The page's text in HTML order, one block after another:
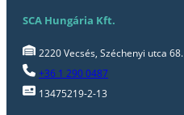
SCA Hungária Kft.
2220 Vecsés, Széchenyi utca 68.
+36 1 290 0487
13475219-2-13